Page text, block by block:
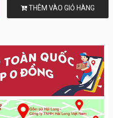
THÊM VÀO GIỎ HÀNG